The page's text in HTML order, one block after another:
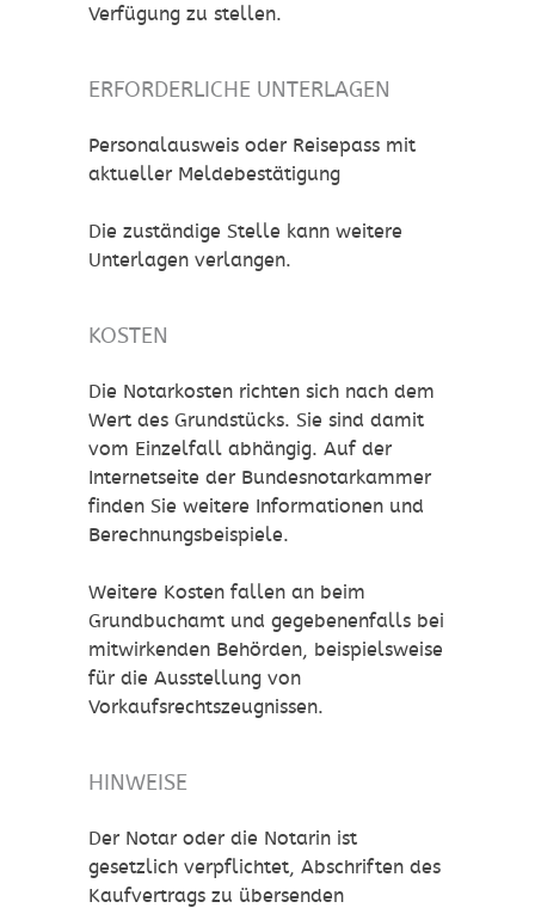
Verfügung zu stellen.
ERFORDERLICHE UNTERLAGEN
Personalausweis oder Reisepass mit
aktueller Meldebestätigung
Die zuständige Stelle kann weitere
Unterlagen verlangen.
KOSTEN
Die Notarkosten richten sich nach dem
Wert des Grundstücks. Sie sind damit
vom Einzelfall abhängig. Auf der
Internetseite der Bundesnotarkammer
finden Sie weitere Informationen und
Berechnungsbeispiele.
Weitere Kosten fallen an beim
Grundbuchamt und gegebenenfalls bei
mitwirkenden Behörden, beispielsweise
für die Ausstellung von
Vorkaufsrechtszeugnissen.
HINWEISE
Der Notar oder die Notarin ist
gesetzlich verpflichtet, Abschriften des
Kaufvertrags zu übersenden